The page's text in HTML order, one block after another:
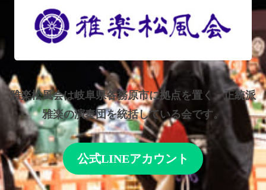
雅楽松風会は岐阜県各務原市に拠点を置く、正統派
雅楽の演奏団を統括している会です。
公式LINEアカウント